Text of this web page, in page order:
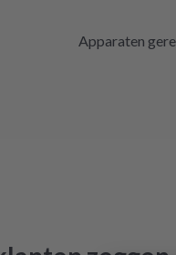
Apparaten